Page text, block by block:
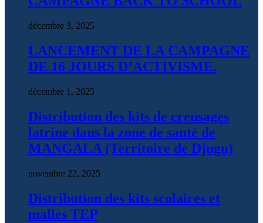
décembre 3, 2025
LANCEMENT DE LA CAMPAGNE
DE 16 JOURS D’ACTIVISME.
décembre 1, 2025
Distribution des kits de creusages
latrine dans la zone de santé de
MANGALA (Territoire de Djugu)
novembre 22, 2025
Distribution des kits scolaires et
malles TEP